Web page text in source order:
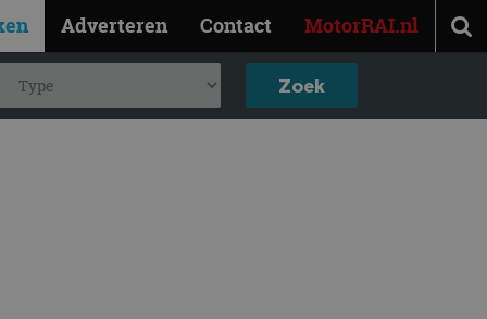
Adverteren Contact MotorRAI.nl